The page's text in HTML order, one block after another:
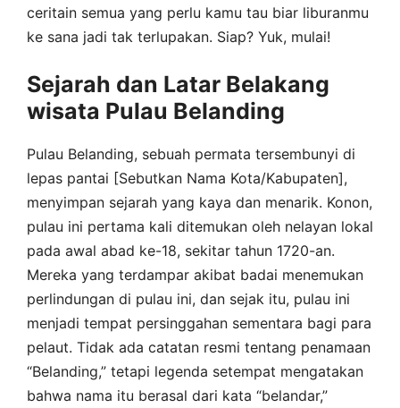
ceritain semua yang perlu kamu tau biar liburanmu
ke sana jadi tak terlupakan. Siap? Yuk, mulai!
Sejarah dan Latar Belakang
wisata Pulau Belanding
Pulau Belanding, sebuah permata tersembunyi di
lepas pantai [Sebutkan Nama Kota/Kabupaten],
menyimpan sejarah yang kaya dan menarik. Konon,
pulau ini pertama kali ditemukan oleh nelayan lokal
pada awal abad ke-18, sekitar tahun 1720-an.
Mereka yang terdampar akibat badai menemukan
perlindungan di pulau ini, dan sejak itu, pulau ini
menjadi tempat persinggahan sementara bagi para
pelaut. Tidak ada catatan resmi tentang penamaan
“Belanding,” tetapi legenda setempat mengatakan
bahwa nama itu berasal dari kata “belandar,”